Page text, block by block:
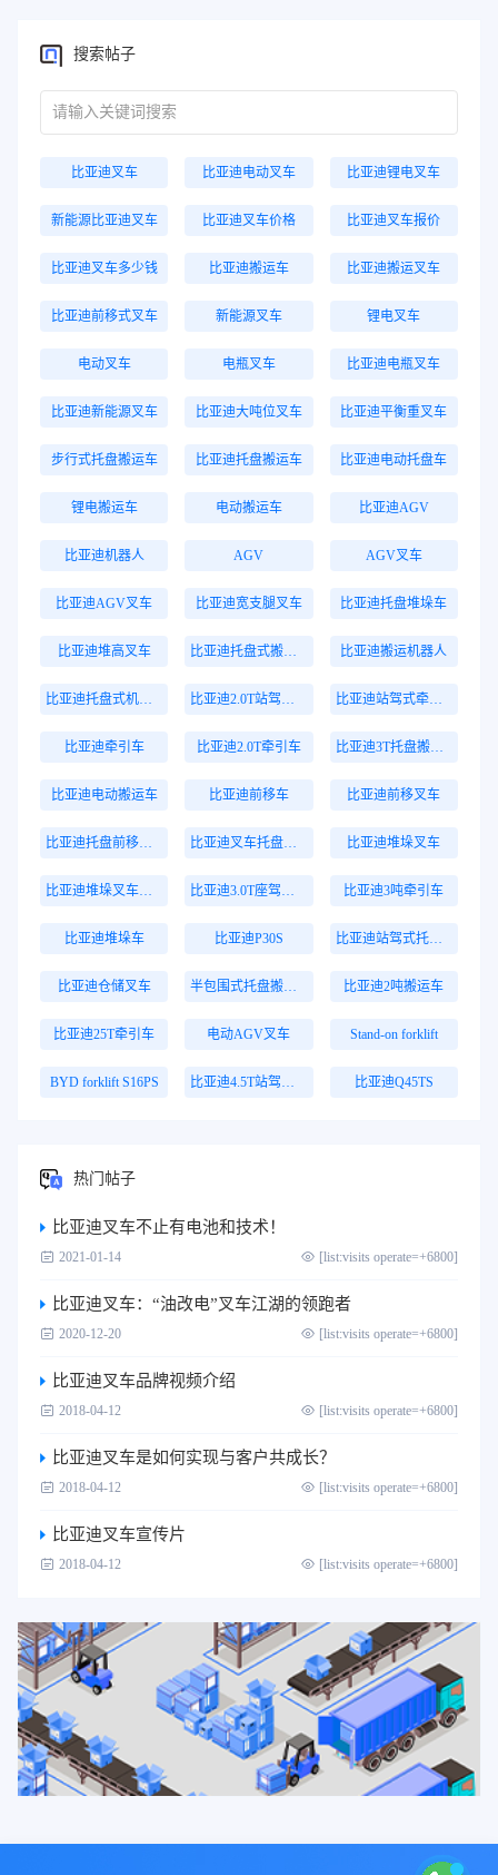
搜索帖子
比亚迪叉车 比亚迪电动叉车 比亚迪锂电叉车
新能源比亚迪叉车 比亚迪叉车价格 比亚迪叉车报价
比亚迪叉车多少钱 比亚迪搬运车 比亚迪搬运叉车
比亚迪前移式叉车 新能源叉车 锂电叉车
电动叉车 电瓶叉车 比亚迪电瓶叉车
比亚迪新能源叉车 比亚迪大吨位叉车 比亚迪平衡重叉车
步行式托盘搬运车 比亚迪托盘搬运车 比亚迪电动托盘车
锂电搬运车 电动搬运车 比亚迪AGV
比亚迪机器人 AGV AGV叉车
比亚迪AGV叉车 比亚迪宽支腿叉车 比亚迪托盘堆垛车
比亚迪堆高叉车 比亚迪搬运机器人
比亚迪站驾式牵引车
比亚迪牵引车 比亚迪2.0T牵引车 比亚迪3T托盘搬运车
比亚迪电动搬运车 比亚迪前移车 比亚迪前移叉车
比亚迪堆垛叉车
比亚迪3吨牵引车
比亚迪堆垛车 比亚迪P30S 比亚迪站驾式托盘搬运车
比亚迪仓储叉车 比亚迪2吨搬运车
比亚迪25T牵引车 电动AGV叉车 Stand-on forklift
BYD forklift S16PS 比亚迪Q45TS
热门帖子
比亚迪叉车不止有电池和技术！
2021-01-14 [list:visits operate=+6800]
比亚迪叉车：“油改电”叉车江湖的领跑者
2020-12-20 [list:visits operate=+6800]
比亚迪叉车品牌视频介绍
2018-04-12 [list:visits operate=+6800]
比亚迪叉车是如何实现与客户共成长？
2018-04-12 [list:visits operate=+6800]
比亚迪叉车宣传片
2018-04-12 [list:visits operate=+6800]